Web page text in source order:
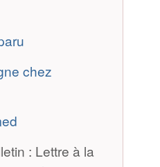
chez
: Lettre à la